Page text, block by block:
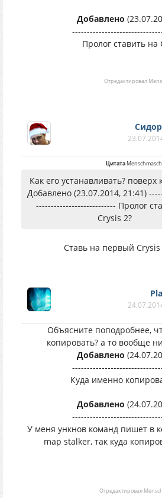
Добавлено
Пролог ставить на
Отредактировал
Цитата
Как его устанавливать? поверх
Добавлено (23.07.2014, 21:41)
--------------------------- Пролог
Crysis 2?
Ставь на первый Crysis
Объясните поподробнее,
копировать? а то вообще
Добавлено
Куда именно
Добавлено
У меня ункнов команд пишет в
map stalker, так куда
Отредактировал